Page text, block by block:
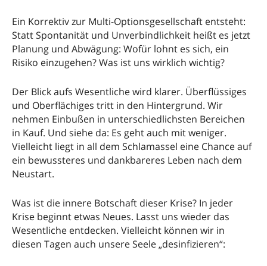
Ein Korrektiv zur Multi-Optionsgesellschaft entsteht:
Statt Spontanität und Unverbindlichkeit heißt es jetzt
Planung und Abwägung: Wofür lohnt es sich, ein
Risiko einzugehen? Was ist uns wirklich wichtig?
Der Blick aufs Wesentliche wird klarer. Überflüssiges
und Oberflächiges tritt in den Hintergrund. Wir
nehmen Einbußen in unterschiedlichsten Bereichen
in Kauf. Und siehe da: Es geht auch mit weniger.
Vielleicht liegt in all dem Schlamassel eine Chance auf
ein bewussteres und dankbareres Leben nach dem
Neustart.
Was ist die innere Botschaft dieser Krise? In jeder
Krise beginnt etwas Neues. Lasst uns wieder das
Wesentliche entdecken. Vielleicht können wir in
diesen Tagen auch unsere Seele „desinfizieren“: